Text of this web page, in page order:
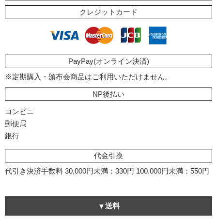
クレジットカード
PayPay(オンライン決済)
※定期購入・頒布会商品はご利用いただけません。
NP後払い
コンビニ
郵便局
銀行
代金引換
代引き決済手数料 30,000円未満：330円 100,000円未満：550円
送料